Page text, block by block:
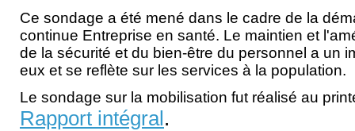
Ce sondage a été mené dans le cadre de la
continue Entreprise en santé. Le maintien et
de la sécurité et du bien-être du personnel a un
eux et se reflète sur les services à la population.
Le sondage sur la mobilisation fut réalisé au
Rapport intégral.